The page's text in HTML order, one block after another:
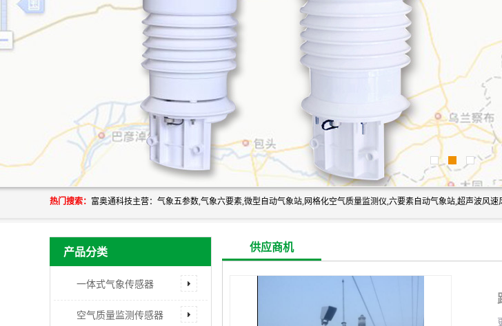
热门搜索：
产品分类
一体式气象传感器
空气质量监测传感器
供应商机